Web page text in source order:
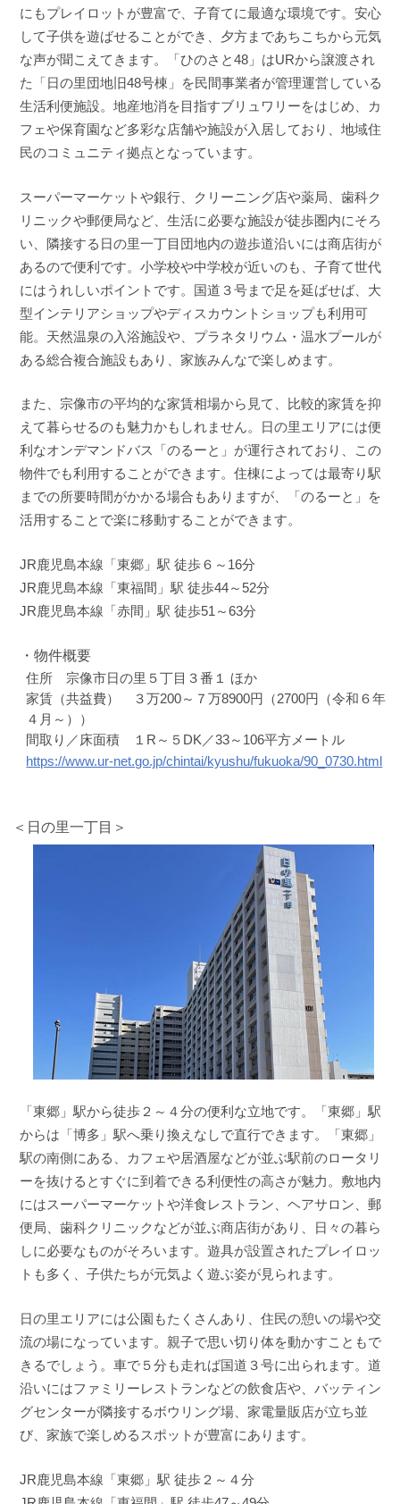
にもプレイロットが豊富で、子育てに最適な環境です。安心
して子供を遊ばせることができ、夕方まであちこちから元気
な声が聞こえてきます。「ひのさと48」はURから譲渡され
た「日の里団地旧48号棟」を民間事業者が管理運営している
生活利便施設。地産地消を目指すブリュワリーをはじめ、カ
フェや保育園など多彩な店舗や施設が入居しており、地域住
民のコミュニティ拠点となっています。
スーパーマーケットや銀行、クリーニング店や薬局、歯科ク
リニックや郵便局など、生活に必要な施設が徒歩圏内にそろ
い、隣接する日の里一丁目団地内の遊歩道沿いには商店街が
あるので便利です。小学校や中学校が近いのも、子育て世代
にはうれしいポイントです。国道３号まで足を延ばせば、大
型インテリアショップやディスカウントショップも利用可
能。天然温泉の入浴施設や、プラネタリウム・温水プールが
ある総合複合施設もあり、家族みんなで楽しめます。
また、宗像市の平均的な家賃相場から見て、比較的家賃を抑
えて暮らせるのも魅力かもしれません。日の里エリアには便
利なオンデマンドバス「のるーと」が運行されており、この
物件でも利用することができます。住棟によっては最寄り駅
までの所要時間がかかる場合もありますが、「のるーと」を
活用することで楽に移動することができます。
JR鹿児島本線「東郷」駅 徒歩６～16分
JR鹿児島本線「東福間」駅 徒歩44～52分
JR鹿児島本線「赤間」駅 徒歩51～63分
・物件概要
住所 宗像市日の里５丁目３番１ ほか
家賃（共益費） ３万200～７万8900円（2700円（令和６年
４月～））
間取り／床面積 １R～５DK／33～106平方メートル
https://www.ur-net.go.jp/chintai/kyushu/fukuoka/90_0730.html
＜日の里一丁目＞
「東郷」駅から徒歩２～４分の便利な立地です。「東郷」駅
からは「博多」駅へ乗り換えなしで直行できます。「東郷」
駅の南側にある、カフェや居酒屋などが並ぶ駅前のロータリ
ーを抜けるとすぐに到着できる利便性の高さが魅力。敷地内
にはスーパーマーケットや洋食レストラン、ヘアサロン、郵
便局、歯科クリニックなどが並ぶ商店街があり、日々の暮ら
しに必要なものがそろいます。遊具が設置されたプレイロッ
トも多く、子供たちが元気よく遊ぶ姿が見られます。
日の里エリアには公園もたくさんあり、住民の憩いの場や交
流の場になっています。親子で思い切り体を動かすこともで
きるでしょう。車で５分も走れば国道３号に出られます。道
沿いにはファミリーレストランなどの飲食店や、バッティン
グセンターが隣接するボウリング場、家電量販店が立ち並
び、家族で楽しめるスポットが豊富にあります。
JR鹿児島本線「東郷」駅 徒歩２～４分